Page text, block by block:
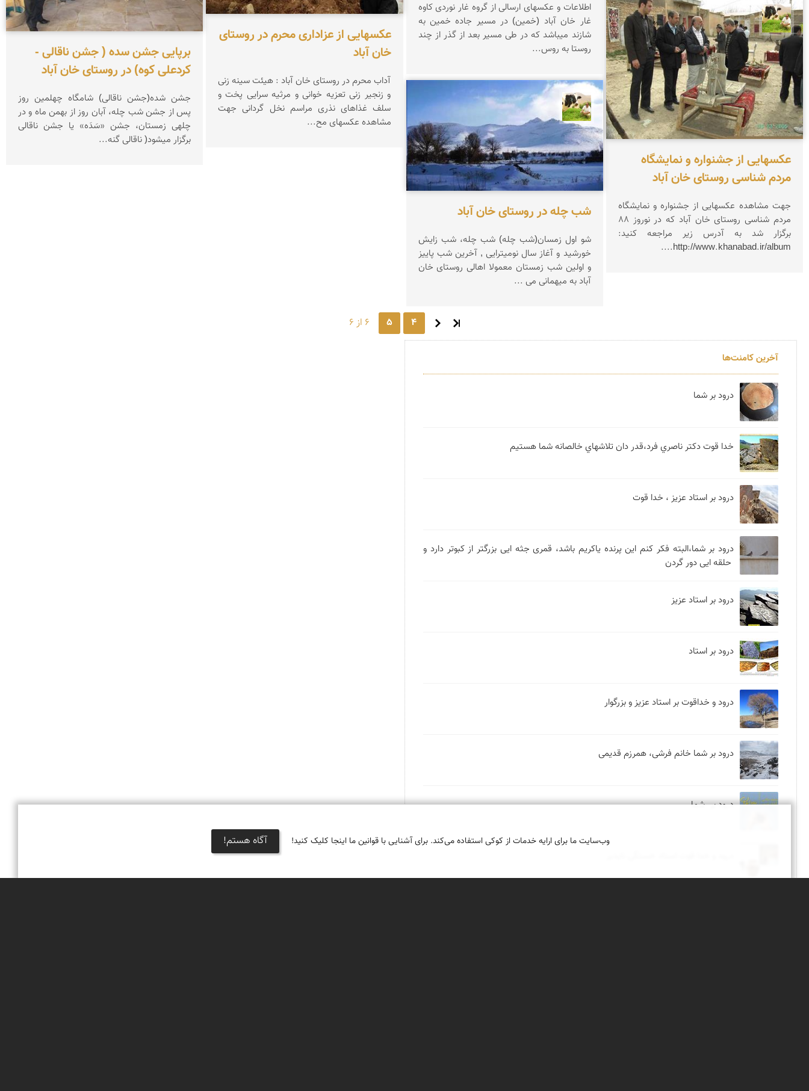
تقی قاسمی
عکسهایی از جشنواره و نمایشگاه
مردم شناسی روستای خان آباد
جهت مشاهده عکسهایی از جشنواره و نمایشگاه
مردم شناسی روستای خان آباد که در نوروز 88
برگزار شد به آدرس زیر مراجعه کنید:
http://www.khanabad.ir/album....
اطلاعات و عکسهای ارسالی از گروه غار نوردی کاوه
غار خان آباد (خمین) در مسیر جاده خمین به
شازند میباشد که در طی مسیر بعد از گذر از چند
روستا به روس...
تقی قاسمی
شب چله در روستای خان آباد
شو اول زمسان(شب چله) شب چله، شب زایش
خورشید و آغاز سال نومیترایی , آخرین شب پاییز
و اولین شب زمستان معمولا اهالی روستای خان
آباد به میهمانی می ...
عکسهایی از عزاداری محرم در روستای
خان آباد
آداب محرم در روستای خان آباد : هیئت سینه زنی
و زنجیر زنی تعزیه خوانی و مرثیه سرایی پخت و
سلف غذاهای نذری مراسم نخل گردانی جهت
مشاهده عکسهای مح...
برپایی جشن سده ( جشن ناقالی -
کردعلی کوه) در روستای خان آباد
جشن شده(جشن ناقالی) شامگاه چهلمین روز
پس از جشن شب چله، آبان روز از بهمن ماه و در
چله­ی زمستان، جشن «سَدَه» یا جشن ناقالی
برگزار می­شود( ناقالی گنه...
4
5 6 از 6
آخرین کامنت‌ها
درود بر شما
خدا قوت دکتر ناصري فرد،قدر دان تلاشهاي خالصانه شما هستيم
درود بر استاد عزیز ، خدا قوت
درود بر شما،البته فکر کنم این پرنده یاکریم باشد، قمری جثه ایی بزرگتر از کبوتر دارد و
حلقه ایی دور گردن
درود بر استاد عزیز
درود بر استاد
درود و خداقوت بر استاد عزیز و بزرگوار
درود بر شما خانم فرشی، همرزم قدیمی
درود بر شما
وب‌سایت ما برای ارایه خدمات از کوکی استفاده می‌کند. برای آشنایی با قوانین ما اینجا کلیک کنید! آگاه هستم!